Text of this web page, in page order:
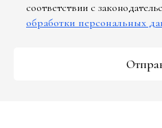
соответствии с
обработки персональных